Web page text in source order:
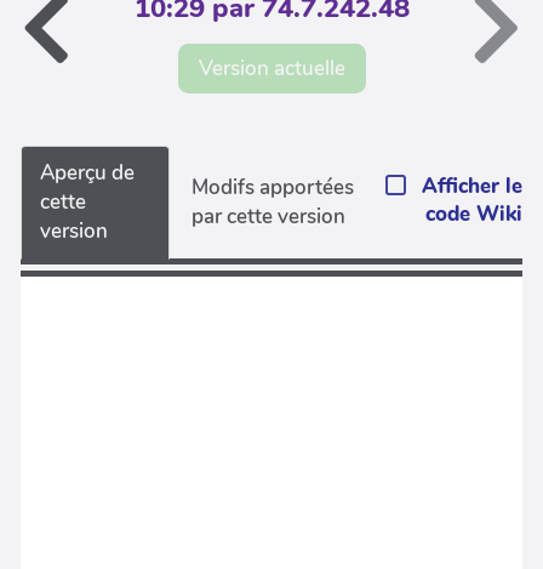
10:29 par 74.7.242.48
Version actuelle
Aperçu de
cette
version
Modifs apportées
par cette version
Afficher le
code Wiki